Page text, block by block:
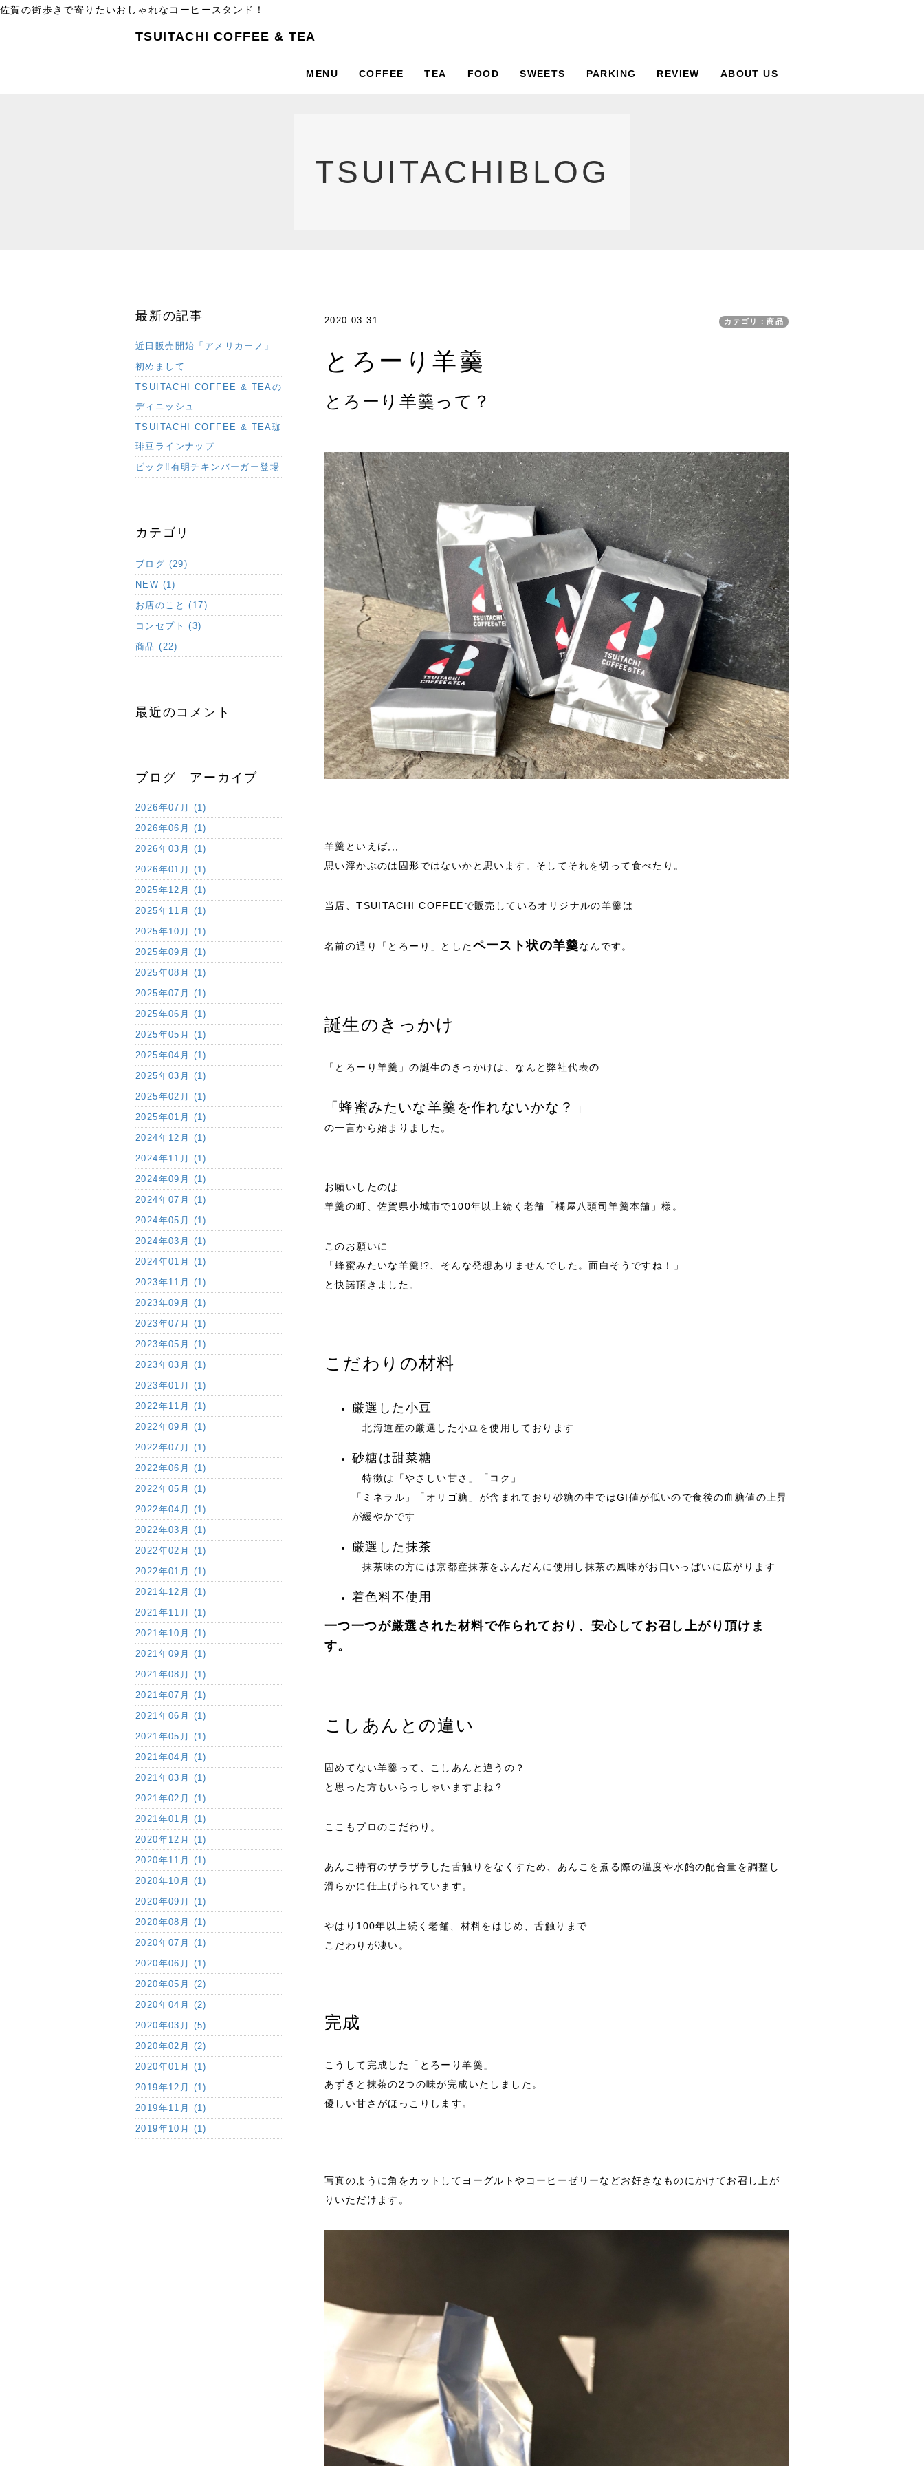
佐賀の街歩きで寄りたいおしゃれなコーヒースタンド！
TSUITACHI COFFEE & TEA
MENU COFFEE TEA FOOD SWEETS PARKING REVIEW ABOUT US
TSUITACHIBLOG
2020.03.31 カテゴリ：商品
とろーり羊羹
とろーり羊羹って？
羊羹といえば,,,
思い浮かぶのは固形ではないかと思います。そしてそれを切って食べたり。
当店、TSUITACHI COFFEEで販売しているオリジナルの羊羹は
名前の通り「とろーり」としたペースト状の羊羹なんです。
誕生のきっかけ
「とろーり羊羹」の誕生のきっかけは、なんと弊社代表の
「蜂蜜みたいな羊羹を作れないかな？」
の一言から始まりました。
お願いしたのは
羊羹の町、佐賀県小城市で100年以上続く老舗「橘屋八頭司羊羹本舗」様。
このお願いに
「蜂蜜みたいな羊羹!?、そんな発想ありませんでした。面白そうですね！」
と快諾頂きました。
こだわりの材料
厳選した小豆
北海道産の厳選した小豆を使用しております
砂糖は甜菜糖
特徴は「やさしい甘さ」「コク」
「ミネラル」「オリゴ糖」が含まれており砂糖の中ではGI値が低いので食後の血糖値の上昇
が緩やかです
厳選した抹茶
抹茶味の方には京都産抹茶をふんだんに使用し抹茶の風味がお口いっぱいに広がります
着色料不使用
一つ一つが厳選された材料で作られており、安心してお召し上がり頂けま
す。
こしあんとの違い
固めてない羊羹って、こしあんと違うの？
と思った方もいらっしゃいますよね？
ここもプロのこだわり。
あんこ特有のザラザラした舌触りをなくすため、あんこを煮る際の温度や水飴の配合量を調整し
滑らかに仕上げられています。
やはり100年以上続く老舗、材料をはじめ、舌触りまで
こだわりが凄い。
完成
こうして完成した「とろーり羊羹」
あずきと抹茶の2つの味が完成いたしました。
優しい甘さがほっこりします。
写真のように角をカットしてヨーグルトやコーヒーゼリーなどお好きなものにかけてお召し上が
りいただけます。
最新の記事
近日販売開始「アメリカーノ」
初めまして
TSUITACHI COFFEE & TEAの
ディニッシュ
TSUITACHI COFFEE & TEA珈
琲豆ラインナップ
ビック‼︎有明チキンバーガー登場
カテゴリ
ブログ (29)
NEW (1)
お店のこと (17)
コンセプト (3)
商品 (22)
最近のコメント
ブログ アーカイブ
2026年07月 (1)
2026年06月 (1)
2026年03月 (1)
2026年01月 (1)
2025年12月 (1)
2025年11月 (1)
2025年10月 (1)
2025年09月 (1)
2025年08月 (1)
2025年07月 (1)
2025年06月 (1)
2025年05月 (1)
2025年04月 (1)
2025年03月 (1)
2025年02月 (1)
2025年01月 (1)
2024年12月 (1)
2024年11月 (1)
2024年09月 (1)
2024年07月 (1)
2024年05月 (1)
2024年03月 (1)
2024年01月 (1)
2023年11月 (1)
2023年09月 (1)
2023年07月 (1)
2023年05月 (1)
2023年03月 (1)
2023年01月 (1)
2022年11月 (1)
2022年09月 (1)
2022年07月 (1)
2022年06月 (1)
2022年05月 (1)
2022年04月 (1)
2022年03月 (1)
2022年02月 (1)
2022年01月 (1)
2021年12月 (1)
2021年11月 (1)
2021年10月 (1)
2021年09月 (1)
2021年08月 (1)
2021年07月 (1)
2021年06月 (1)
2021年05月 (1)
2021年04月 (1)
2021年03月 (1)
2021年02月 (1)
2021年01月 (1)
2020年12月 (1)
2020年11月 (1)
2020年10月 (1)
2020年09月 (1)
2020年08月 (1)
2020年07月 (1)
2020年06月 (1)
2020年05月 (2)
2020年04月 (2)
2020年03月 (5)
2020年02月 (2)
2020年01月 (1)
2019年12月 (1)
2019年11月 (1)
2019年10月 (1)